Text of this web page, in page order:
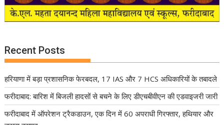
Recent Posts
हरियाणा में बड़ा प्रशासनिक फेरबदल, 17 IAS और 7 HCS अधिकारियों के तबादले
फरीदाबाद: बारिश में बिजली हादसों से बचने के लिए डीएचबीवीएन की एडवाइजरी जारी
फरीदाबाद में ऑपरेशन ट्रैकडाउन, एक दिन में 60 अपराधी गिरफ्तार, हथियार और